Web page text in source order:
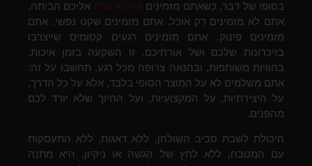
בסופו של דבר, כשאתם מזמינים קוזין א פריז אליכם הביתה,
אתם לא מזמינים רק אוכל. אתם מזמינים שקט נפשי. אתם
מזמינים פינוק. אתם מזמינים רגעים קסומים שייצרבו
בזיכרונות שלכם ושל אורחיכם. זו השקעה בזמן איכות,
בחוויות משותפות, ובהנאה צרופה מכל רגע. תחשבו על זה:
אתם משלמים לא על המוצר הסופי בלבד, אלא על כל הדרך,
על היצירתיות, על המקצועיות, ועל החיוך שלא יורד לכם
מהפנים.
היכולת לשבת סביב השולחן, ללא דאגות, ללא התעסקות
עם המטבח, ללא לחץ של הגשה או ניקיון, היא מתנה